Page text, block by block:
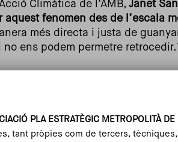
Climàtica de l’AMB, Janet
aquest fenomen des de l’escala
més directa i justa de
ens podem permetre
entorns deficients
viària, vulnerabilitat climàtica i
de l’indicador, pitjors són
PLA ESTRATÈGIC METROPOLITÀ
tant pròpies com de tercers,